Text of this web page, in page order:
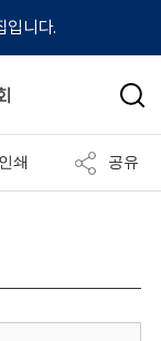
입니다.
검
인쇄 공유